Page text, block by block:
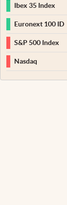
Ibex 35 Index
Euronext 100 ID
S&P 500 Index
Nasdaq